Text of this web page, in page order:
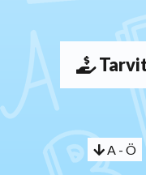
A - Ö